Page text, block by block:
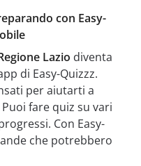
con Easy-
Lazio diventa
di Easy-Quizzz.
per aiutarti a
fare quiz su vari
Con Easy-
che potrebbero